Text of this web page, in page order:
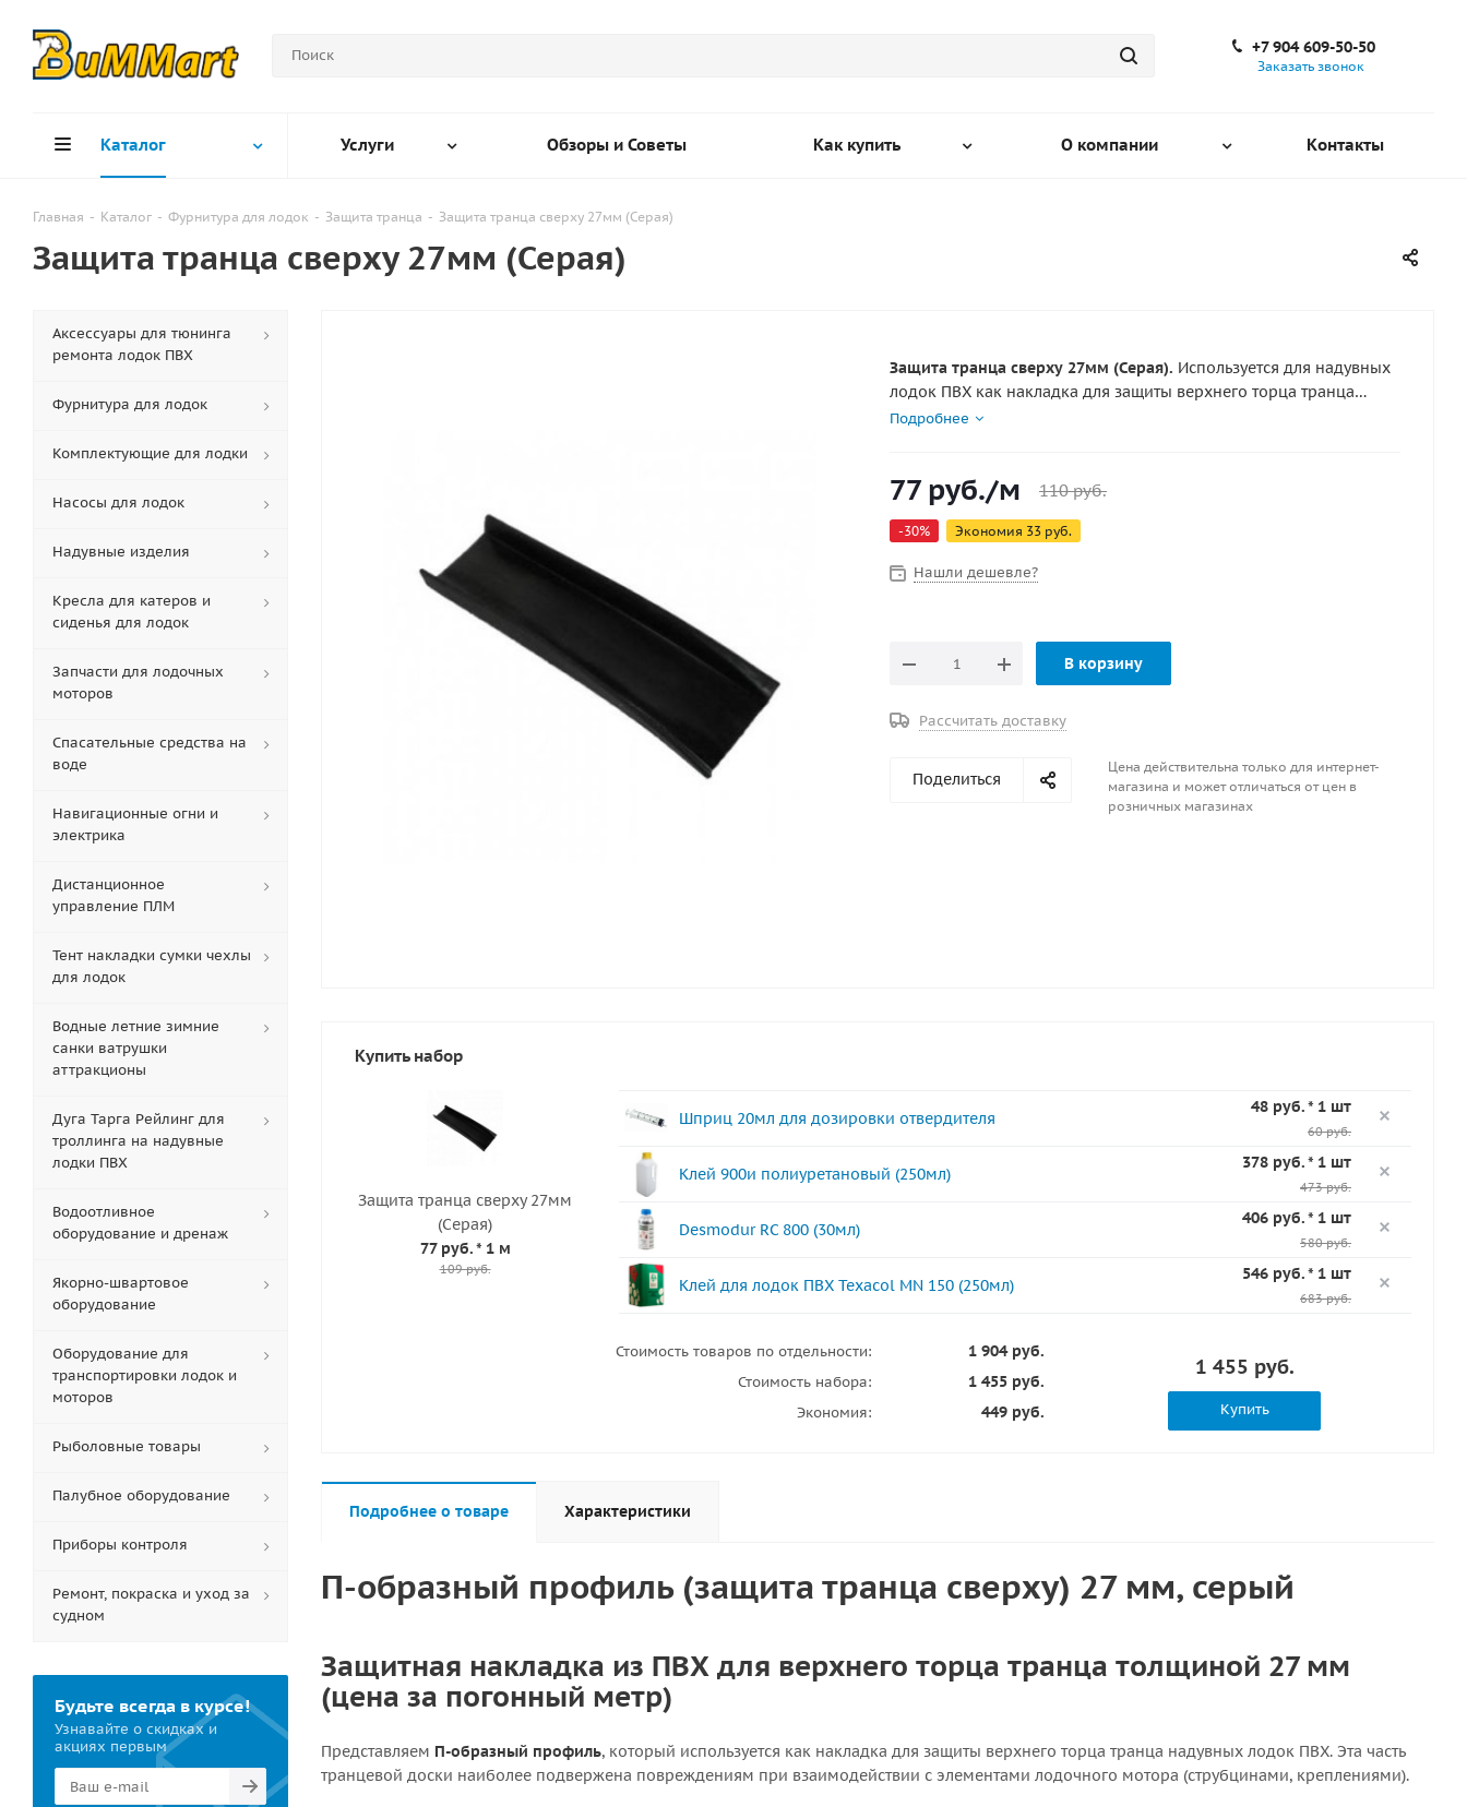
+7 904 609-50-50
Заказать звонок
Каталог Услуги Обзоры и Советы Как купить О компании Контакты
Главная - Каталог - Фурнитура для лодок - Защита транца - Защита транца сверху 27мм (Серая)
Защита транца сверху 27мм (Серая)
Защита транца сверху 27мм (Серая). Используется для надувных
лодок ПВХ как накладка для защиты верхнего торца транца
толщиной 27 мм, наиболее подверженного повреждениям при
Цена указана за погонный метр. для приклейки используйте клей
Тексакол 150М
Подробнее
77руб./м 110руб.
-30% Экономия 33 руб.
Нашли дешевле?
В корзину
Рассчитать доставку
Поделиться
Цена действительна только для интернет-
магазина и может отличаться от цен в
розничных магазинах
Купить набор
Защита транца сверху 27мм
(Серая)
77 руб.* 1 м
109 руб.
Шприц 20мл для дозировки отвердителя
48 руб. * 1 шт
60 руб.
Клей 900и полиуретановый (250мл)
378 руб. * 1 шт
473 руб.
Desmodur RC 800 (30мл)
406 руб. * 1 шт
580 руб.
Клей для лодок ПВХ Texacol МN 150 (250мл)
546 руб. * 1 шт
683 руб.
Стоимость товаров по отдельности: 1 904 руб.
Стоимость набора: 1 455 руб.
Экономия: 449 руб.
1 455 руб.
Купить
Подробнее о товаре Характеристики
П-образный профиль (защита транца сверху) 27 мм, серый
Защитная накладка из ПВХ для верхнего торца транца толщиной 27 мм
(цена за погонный метр)
Представляем П-образный профиль, который используется как накладка для защиты верхнего торца транца надувных лодок ПВХ. Эта часть
транцевой доски наиболее подвержена повреждениям при взаимодействии с элементами лодочного мотора (струбцинами, креплениями).
Аксессуары для тюнинга
ремонта лодок ПВХ
Фурнитура для лодок
Комплектующие для лодки
Насосы для лодок
Надувные изделия
Кресла для катеров и
сиденья для лодок
Запчасти для лодочных
моторов
Спасательные средства на
воде
Навигационные огни и
электрика
Дистанционное
управление ПЛМ
Тент накладки сумки чехлы
для лодок
Водные летние зимние
санки ватрушки
аттракционы
Дуга Тарга Рейлинг для
троллинга на надувные
лодки ПВХ
Водоотливное
оборудование и дренаж
Якорно-швартовое
оборудование
Оборудование для
транспортировки лодок и
моторов
Рыболовные товары
Палубное оборудование
Приборы контроля
Ремонт, покраска и уход за
судном
Будьте всегда в курсе!
Узнавайте о скидках и
акциях первым